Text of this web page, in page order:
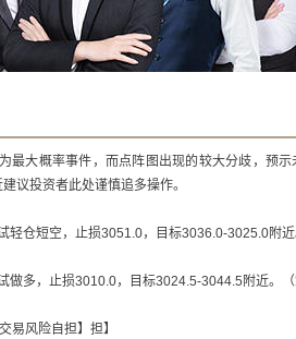
最大概率事件，而点阵图出现的较大分歧，预
议投资者此处谨慎追多操作。
仓短空，止损3051.0，目标3036.0-3025.0附近
多，止损3010.0，目标3024.5-3044.5附近。（
易风险自担】担】